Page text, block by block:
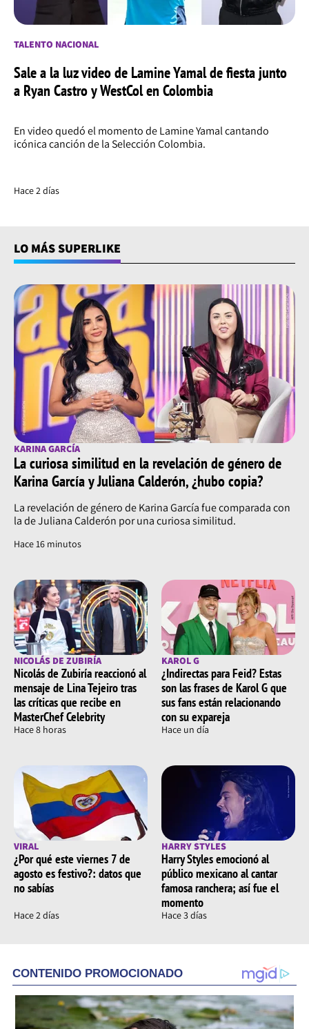
TALENTO NACIONAL
Sale a la luz video de Lamine Yamal de fiesta junto
a Ryan Castro y WestCol en Colombia
En video quedó el momento de Lamine Yamal cantando
icónica canción de la Selección Colombia.
Hace 2 días
LO MÁS SUPERLIKE
KARINA GARCÍA
La curiosa similitud en la revelación de género de
Karina García y Juliana Calderón, ¿hubo copia?
La revelación de género de Karina García fue comparada con
la de Juliana Calderón por una curiosa similitud.
Hace 16 minutos
NICOLÁS DE ZUBIRÍA
Nicolás de Zubiría reaccionó al
mensaje de Lina Tejeiro tras
las críticas que recibe en
MasterChef Celebrity
Hace 8 horas
KAROL G
¿Indirectas para Feid? Estas
son las frases de Karol G que
sus fans están relacionando
con su expareja
Hace un día
VIRAL
¿Por qué este viernes 7 de
agosto es festivo?: datos que
no sabías
Hace 2 días
HARRY STYLES
Harry Styles emocionó al
público mexicano al cantar
famosa ranchera; así fue el
momento
Hace 3 días